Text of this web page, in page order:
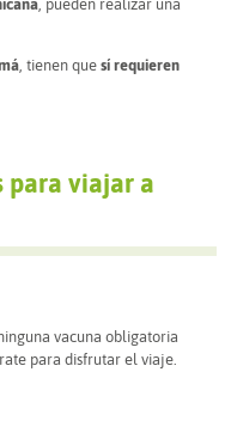
, pueden realizar una
, tienen que sí requieren
para viajar a
vacuna obligatoria
para disfrutar el viaje.